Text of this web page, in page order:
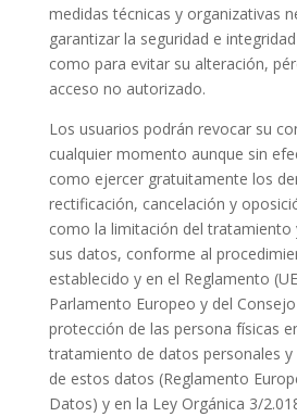
medidas técnicas y organizativas
garantizar la seguridad e
como para evitar su alteración,
acceso no autorizado.
Los usuarios podrán revocar su
cualquier momento aunque sin
como ejercer gratuitamente los
rectificación, cancelación y
como la limitación del tratamiento
sus datos, conforme al
establecido y en el Reglamento
Parlamento Europeo y del
protección de las persona físicas
tratamiento de datos personales y
de estos datos (Reglamento
Datos) y en la Ley Orgánica 3/